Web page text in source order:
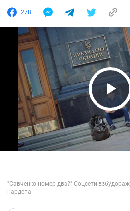
278